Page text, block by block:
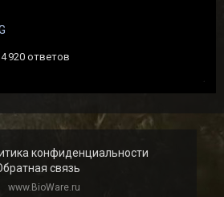
4 920 ответов
конфиденциальности
связь
www.BioWare.ru